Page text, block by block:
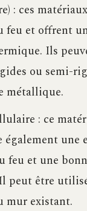
: ces
feu et offrent
Ils
ou semi-
métallique.
: ce
également une
feu et une
peut être
mur existant.